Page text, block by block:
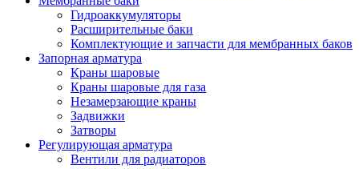
Гидроаккумуляторы
Расширительные баки
Комплектующие и запчасти для мембранных баков
Запорная арматура
Краны шаровые
Краны шаровые для газа
Незамерзающие краны
Задвижки
Затворы
Регулирующая арматура
Вентили для радиаторов